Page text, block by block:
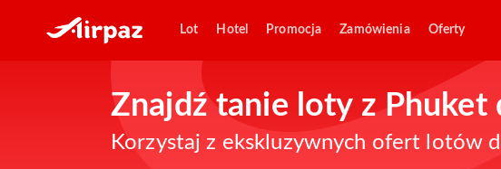
Lot Hotel Promocja Zamówienia Oferty
Znajdź tanie loty z
Korzystaj z ekskluzywnych ofert lotów